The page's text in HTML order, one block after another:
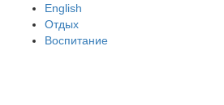
English
Отдых
Воспитание